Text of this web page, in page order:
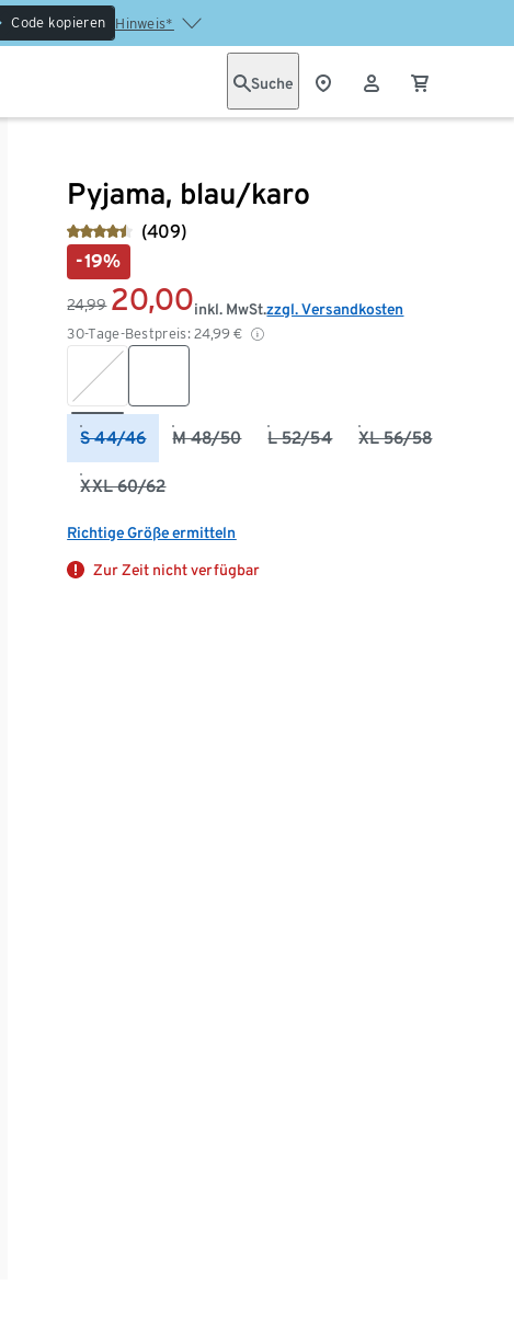
Code kopieren Hinweis*
Suche
Pyjama, blau/karo
(409)
-19%
24,99 20,00
30-Tage-Bestpreis: 24,99 €
inkl. MwSt.zzgl. Versandkosten
S 44/46 M 48/50 L 52/54 XL 56/58
XXL 60/62
Richtige Größe ermitteln
Zur Zeit nicht verfügbar